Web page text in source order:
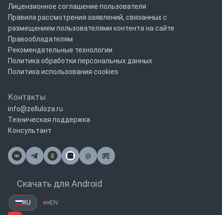
Лицензионное соглашение пользователя
Правила рассмотрения заявлений, связанных с
размещением пользователями контента на сайте
Правообладателям
Рекомендательные технологии
Политика обработки персональных данных
Политика использования cookies
Контакты
info@zelluloza.ru
Техническая поддержка
Консультант
@
Почта
Скачать для Android
RU EN